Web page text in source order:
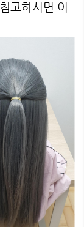
고하시면 이